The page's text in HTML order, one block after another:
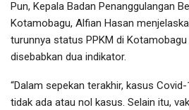
Pun, Kepala Badan Penanggulangan
Kotamobagu, Alfian Hasan
turunnya status PPKM di Kotamobagu
disebabkan dua indikator.
“Dalam sepekan terakhir, kasus
tidak ada atau nol kasus. Selain itu,